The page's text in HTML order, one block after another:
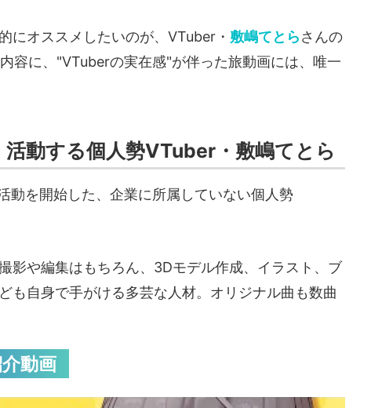
にオススメしたいのが、VTuber・ 敷嶋てとらさんの
容に、"VTuberの実在感"が伴った旅動画には、唯一
動する個人勢VTuber・敷嶋てとら
動を開始した、企業に所属していない個人勢
影や編集はもちろん、3Dモデル作成、イラスト、ブ
も自身で手がける多芸な人材。オリジナル曲も数曲
動画